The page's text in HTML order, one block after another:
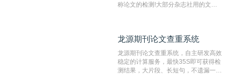
称论文的检测!大部分杂志社用的文献
编辑部检测来稿和已发表的文献,检测
测时注意填写第一作者,才能排除已发
表文献复制比。（限制字符数1万）
龙源期刊论文查重系统
龙源期刊论文查重系统，自主研发高效
稳定的计算服务，最快35S即可获得检
测结果，大片段、长短句，不遗漏一处